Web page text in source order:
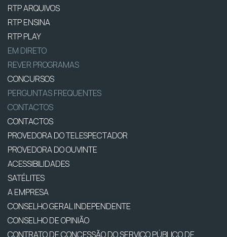
RTP ARQUIVOS
RTP ENSINA
RTP PLAY
EM DIRETO
REVER PROGRAMAS
CONCURSOS
PERGUNTAS FREQUENTES
CONTACTOS
CONTACTOS
PROVEDORA DO TELESPECTADOR
PROVEDORA DO OUVINTE
ACESSIBILIDADES
SATÉLITES
A EMPRESA
CONSELHO GERAL INDEPENDENTE
CONSELHO DE OPINIÃO
CONTRATO DE CONCESSÃO DO SERVIÇO PÚBLICO DE